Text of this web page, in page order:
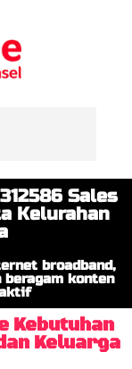
Sales
Kelurahan
broadband,
konten
Kebutuhan
Keluarga